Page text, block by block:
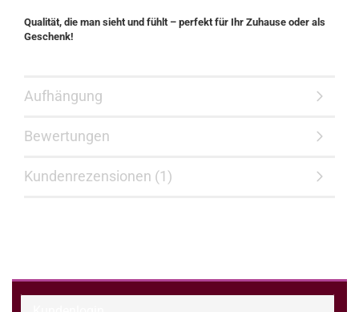
Qualität, die man sieht und fühlt – perfekt für Ihr Zuhause oder als
Geschenk!
Aufhängung
Bewertungen
Kundenrezensionen (1)